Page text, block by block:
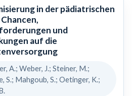
in der pädiatrischen
und
auf die
A.; Weber, J.; Steiner, M.;
S.; Mahgoub, S.; Oetinger, K.;